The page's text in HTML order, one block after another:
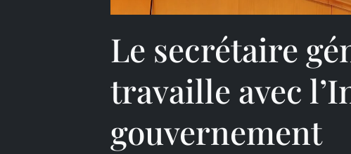
Le secrétaire
travaille avec
gouvernement